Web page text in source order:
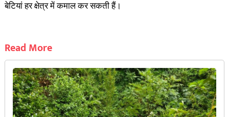
बेटियां हर क्षेत्र में कमाल कर सकती हैं।
Read More